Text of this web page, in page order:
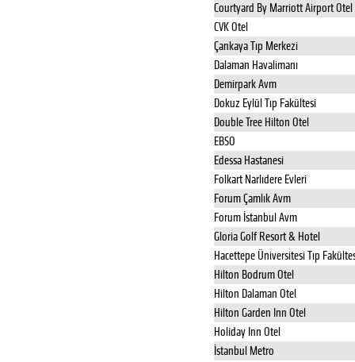
Courtyard By Marriott Airport Otel
CVK Otel
Çankaya Tıp Merkezi
Dalaman Havalimanı
Demirpark Avm
Dokuz Eylül Tıp Fakültesi
Double Tree Hilton Otel
EBSO
Edessa Hastanesi
Folkart Narlıdere Evleri
Forum Çamlık Avm
Forum İstanbul Avm
Gloria Golf Resort & Hotel
Hacettepe Üniversitesi Tıp
Hilton Bodrum Otel
Hilton Dalaman Otel
Hilton Garden Inn Otel
Holiday Inn Otel
İstanbul Metro